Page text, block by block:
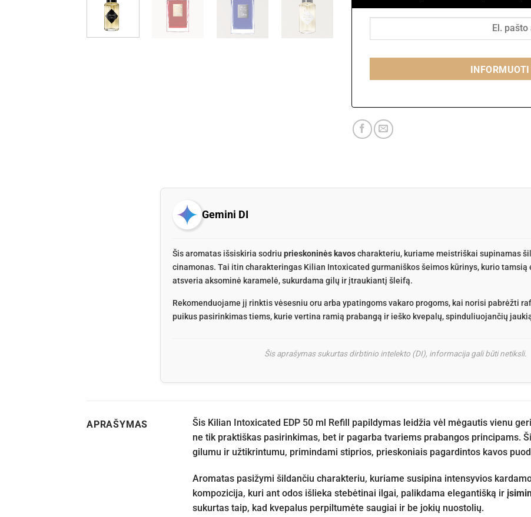
Gemini DI
Šis aromatas išsiskiria sodriu prieskoninės kavoscharakteriu, kuriame meistriškai supinamas
cinamonas. Tai itin charakteringas Kilian Intoxicated gurmaniškos šeimos kūrinys, kurio
atsveria aksominė karamelė, sukurdama gilų ir įtraukiantį šleifą.
Rekomenduojame jį rinktis vėsesniu oru arba ypatingoms vakaro progoms, kai norisi pabrėžti
puikus pasirinkimas tiems, kurie vertina ramią prabangą ir ieško kvepalų, spinduliuojančių
Šis aprašymas sukurtas dirbtinio intelekto (DI), informacija gali būti netiksli.
APRAŠYMAS
Šis Kilian Intoxicated EDP 50 ml Refill papildymas leidžia vėl mėgautis vienu
ne tik praktiškas pasirinkimas, bet ir pagarba tvariems prabangos principams.
gilumu ir užtikrintumu, primindami stiprios, prieskoniais pagardintos kavos
Aromatas pasižymi šildančiu charakteriu, kuriame susipina intensyvios
kompozicija, kuri ant odos išlieka stebėtinai ilgai, palikdama elegantišką ir
sukurtas taip, kad kvepalus perpiltumėte saugiai ir be jokių nuostolių.